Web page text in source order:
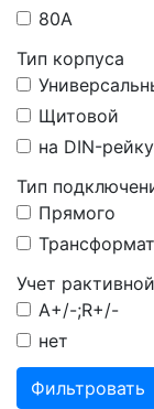
80А
Тип корпуса
Щитовой
на DIN-рейку
Тип
Прямого
Учет
A+/-;R+/-
нет